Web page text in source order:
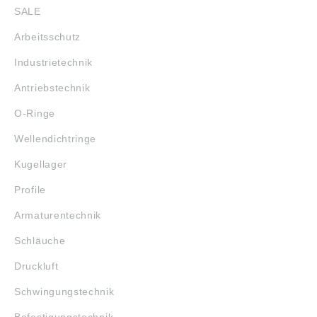
SALE
Arbeitsschutz
Industrietechnik
Antriebstechnik
O-Ringe
Wellendichtringe
Kugellager
Profile
Armaturentechnik
Schläuche
Druckluft
Schwingungstechnik